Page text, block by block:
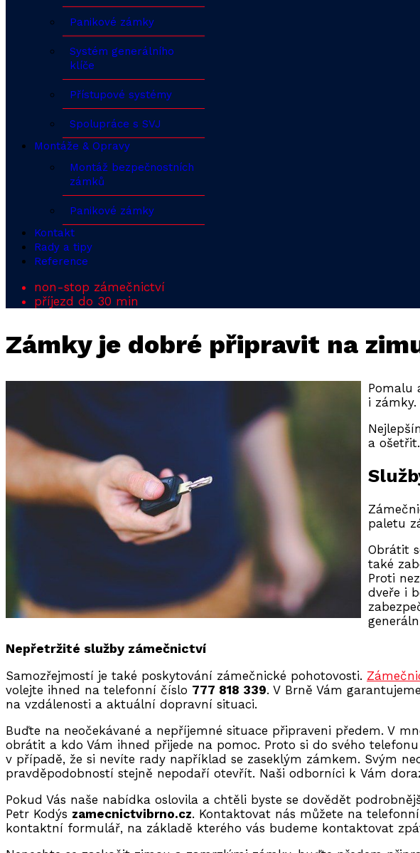
Panikové zámky
Systém generálního
klíče
Přístupové systémy
Spolupráce s SVJ
Montáže & Opravy
Montáž bezpečnostních
zámků
Panikové zámky
Kontakt
Rady a tipy
Reference
non-stop zámečnictví
příjezd do 30 min
Zámky je dobré připravit na
Pomalu
i
a
paletu
Obrátit
také
Proti
dveře i
Nepřetržité služby zámečnictví
Samozřejmostí je také poskytování zámečnické pohotovosti.
volejte ihned na telefonní číslo 777 818 339. V Brně Vám
na vzdálenosti a aktuální dopravní situaci.
Buďte na neočekávané a nepříjemné situace připraveni předem. V
obrátit a kdo Vám ihned přijede na pomoc. Proto si do svého
v případě, že si nevíte rady například se zaseklým zámkem. Svým
pravděpodobností stejně nepodaří otevřít. Naši odborníci k Vám
Pokud Vás naše nabídka oslovila a chtěli byste se dovědět
Petr Kodýs zamecnictvibrno.cz. Kontaktovat nás můžete na
kontaktní formulář, na základě kterého vás budeme kontaktovat